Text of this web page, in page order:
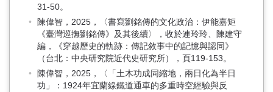
31-50。
陳偉智，2025，〈書寫劉銘傳的文化政治：伊能嘉矩
《臺灣巡撫劉銘傳》及其後續〉，收於連玲玲、陳建守
編，《穿越歷史的軌跡：傳記敘事中的記憶與認同》
（台北：中央研究院近代史研究所），頁119-153。
陳偉智，2025，〈「土木功成同縮地，兩日化為半日
功」：1924年宜蘭線鐵道通車的多重時空經驗與反